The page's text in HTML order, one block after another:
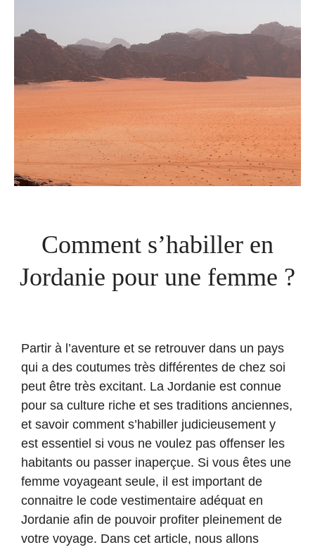
Comment s’habiller en
Jordanie pour une femme ?
Partir à l’aventure et se retrouver dans un pays
qui a des coutumes très différentes de chez soi
peut être très excitant. La Jordanie est connue
pour sa culture riche et ses traditions anciennes,
et savoir comment s’habiller judicieusement y
est essentiel si vous ne voulez pas offenser les
habitants ou passer inaperçue. Si vous êtes une
femme voyageant seule, il est important de
connaitre le code vestimentaire adéquat en
Jordanie afin de pouvoir profiter pleinement de
votre voyage. Dans cet article, nous allons